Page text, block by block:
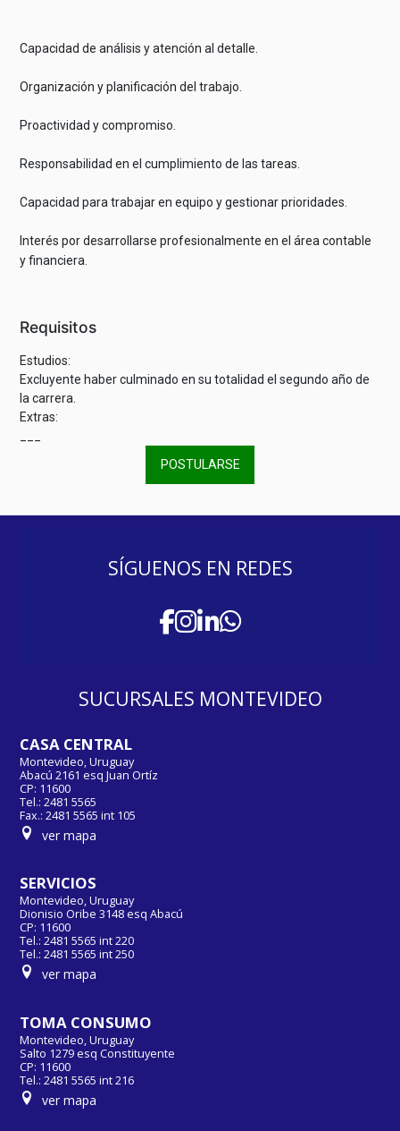
Capacidad de análisis y atención al detalle.
Organización y planificación del trabajo.
Proactividad y compromiso.
Responsabilidad en el cumplimiento de las tareas.
Capacidad para trabajar en equipo y gestionar prioridades.
Interés por desarrollarse profesionalmente en el área contable
y financiera.
Requisitos
Estudios:
Excluyente haber culminado en su totalidad el segundo año de
la carrera.
Extras:
POSTULARSE
SÍGUENOS EN REDES
SUCURSALES MONTEVIDEO
CASA CENTRAL
Montevideo, Uruguay
Abacú 2161 esq Juan Ortíz
CP: 11600
Tel.: 2481 5565
Fax.: 2481 5565 int 105
ver mapa
SERVICIOS
Montevideo, Uruguay
Dionisio Oribe 3148 esq Abacú
CP: 11600
Tel.: 2481 5565 int 220
Tel.: 2481 5565 int 250
ver mapa
TOMA CONSUMO
Montevideo, Uruguay
Salto 1279 esq Constituyente
CP: 11600
Tel.: 2481 5565 int 216
ver mapa